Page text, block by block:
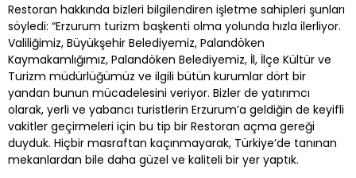
Restoran hakkında bizleri bilgilendiren işletme sahipleri şunları
söyledi: “Erzurum turizm başkenti olma yolunda hızla ilerliyor.
Valiliğimiz, Büyükşehir Belediyemiz, Palandöken
Kaymakamlığımız, Palandöken Belediyemiz, İl, İlçe Kültür ve
Turizm müdürlüğümüz ve ilgili bütün kurumlar dört bir
yandan bunun mücadelesini veriyor. Bizler de yatırımcı
olarak, yerli ve yabancı turistlerin Erzurum’a geldiğin de keyifli
vakitler geçirmeleri için bu tip bir Restoran açma gereği
duyduk. Hiçbir masraftan kaçınmayarak, Türkiye’de tanınan
mekanlardan bile daha güzel ve kaliteli bir yer yaptık.